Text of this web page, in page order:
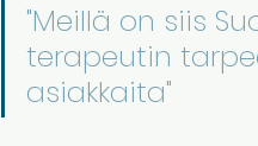
"Meillä on siis
terapeutin
asiakkaita"